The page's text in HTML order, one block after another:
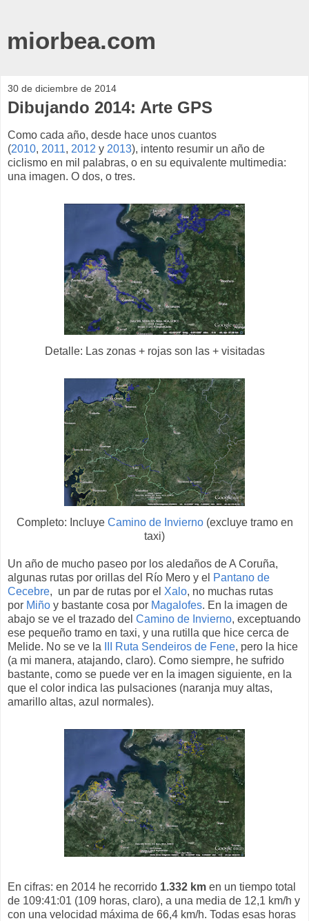
miorbea.com
30 de diciembre de 2014
Dibujando 2014: Arte GPS
Como cada año, desde hace unos cuantos
(2010, 2011, 2012 y 2013), intento resumir un año de
ciclismo en mil palabras, o en su equivalente multimedia:
una imagen. O dos, o tres.
Detalle: Las zonas + rojas son las + visitadas
Completo: Incluye Camino de Invierno(excluye tramo en
taxi)
Un año de mucho paseo por los aledaños de A Coruña,
algunas rutas por orillas del Río Mero y el Pantano de
Cecebre, un par de rutas por el Xalo, no muchas rutas
por Miño y bastante cosa por Magalofes. En la imagen de
abajo se ve el trazado del Camino de Invierno, exceptuando
ese pequeño tramo en taxi, y una rutilla que hice cerca de
Melide. No se ve la
III Ruta Sendeiros de Fene, pero la hice
(a mi manera, atajando, claro). Como siempre, he sufrido
bastante, como se puede ver en la imagen siguiente, en la
que el color indica las pulsaciones (naranja muy altas,
amarillo altas, azul normales).
En cifras: en 2014 he recorrido 1.332 km en un tiempo total
de 109:41:01 (109 horas, claro), a una media de 12,1 km/h y
con una velocidad máxima de 66,4 km/h. Todas esas horas